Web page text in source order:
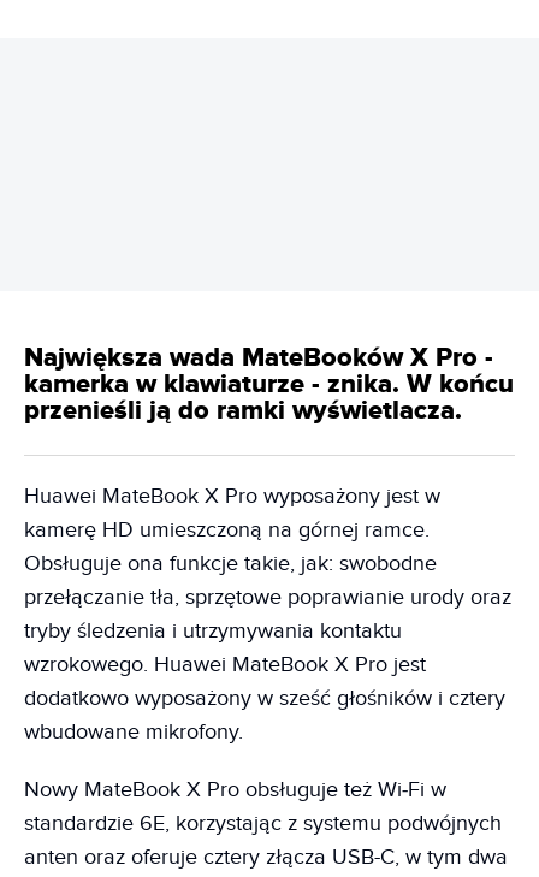
Największa wada MateBooków X Pro -
kamerka w klawiaturze - znika. W końcu
przenieśli ją do ramki wyświetlacza.
Huawei MateBook X Pro wyposażony jest w
kamerę HD umieszczoną na górnej ramce.
Obsługuje ona funkcje takie, jak: swobodne
przełączanie tła, sprzętowe poprawianie urody oraz
tryby śledzenia i utrzymywania kontaktu
wzrokowego. Huawei MateBook X Pro jest
dodatkowo wyposażony w sześć głośników i cztery
wbudowane mikrofony.
Nowy MateBook X Pro obsługuje też Wi‑Fi w
standardzie 6E, korzystając z systemu podwójnych
anten oraz oferuje cztery złącza USB-C, w tym dwa